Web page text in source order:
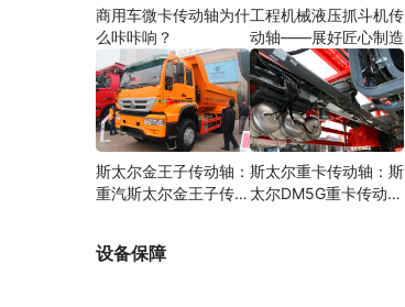
商用车微卡传动轴为什
么咔咔响？
工程机械液压抓斗机传
动轴——展好匠心制造
斯太尔金王子传动轴：
重汽斯太尔金王子传动
斯太尔重卡传动轴：斯
太尔DM5G重卡传动轴
设备保障